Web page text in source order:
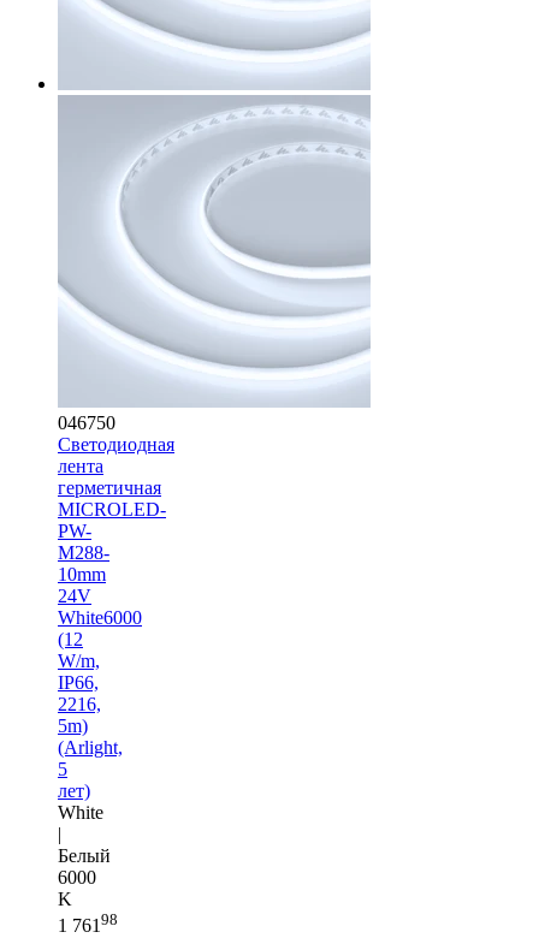
046750
Светодиодная
лента
герметичная
MICROLED-
PW-
M288-
10mm
24V
White6000
(12
W/m,
IP66,
2216,
5m)
(Arlight,
5
лет)
White
|
Белый
6000
K
1 761 98